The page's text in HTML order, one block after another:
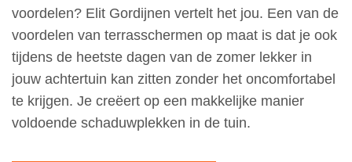
voordelen? Elit Gordijnen vertelt het jou. Een van de
voordelen van terrasschermen op maat is dat je ook
tijdens de heetste dagen van de zomer lekker in
jouw achtertuin kan zitten zonder het oncomfortabel
te krijgen. Je creëert op een makkelijke manier
voldoende schaduwplekken in de tuin.